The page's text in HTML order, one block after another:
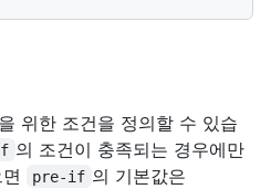
위한 조건을 정의할 수 있습
의 조건이 충족되는 경우에만
pre-if 의 기본값은